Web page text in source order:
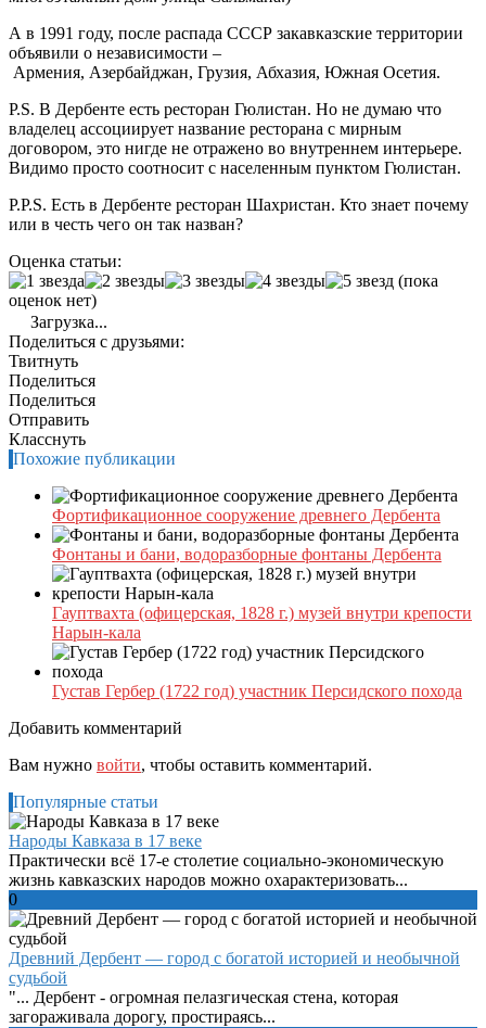
А в 1991 году, после распада СССР закавказские территории
объявили о независимости –
Армения, Азербайджан, Грузия, Абхазия, Южная Осетия.
P.S. В Дербенте есть ресторан Гюлистан. Но не думаю что
владелец ассоциирует название ресторана с мирным
договором, это нигде не отражено во внутреннем интерьере.
Видимо просто соотносит с населенным пунктом Гюлистан.
P.P.S. Есть в Дербенте ресторан Шахристан. Кто знает почему
или в честь чего он так назван?
Оценка статьи:
(пока
оценок нет)
Загрузка...
Поделиться с друзьями:
Твитнуть
Поделиться
Поделиться
Отправить
Класснуть
Похожие публикации
Фортификационное сооружение древнего Дербента
Фонтаны и бани, водоразборные фонтаны Дербента
Гауптвахта (офицерская, 1828 г.) музей внутри крепости
Нарын-кала
Густав Гербер (1722 год) участник Персидского похода
Добавить комментарий
Вам нужно войти, чтобы оставить комментарий.
Популярные статьи
Народы Кавказа в 17 веке
Практически всё 17-е столетие социально-экономическую
жизнь кавказских народов можно охарактеризовать...
0
Древний Дербент — город с богатой историей и необычной
судьбой
"... Дербент - огромная пелазгическая стена, которая
загораживала дорогу, простираясь...